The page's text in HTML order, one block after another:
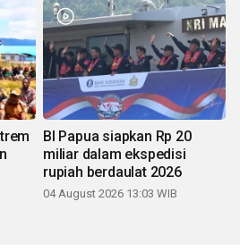
BI Papua siapkan Rp 20
miliar dalam ekspedisi
rupiah berdaulat 2026
04 August 2026 13:03 WIB